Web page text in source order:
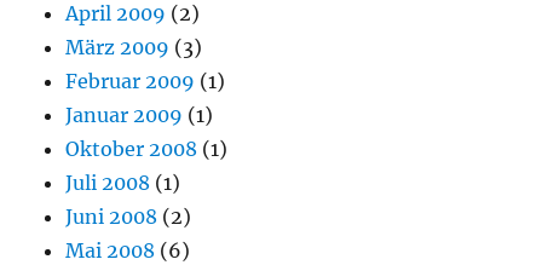
April 2009 (2)
März 2009 (3)
Februar 2009 (1)
Januar 2009 (1)
Oktober 2008 (1)
Juli 2008 (1)
Juni 2008 (2)
Mai 2008 (6)